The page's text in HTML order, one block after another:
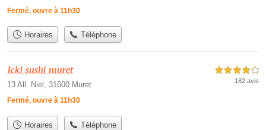
Fermé, ouvre à 11h30
Horaires Téléphone
Icki sushi muret
13 All. Niel, 31600 Muret
Fermé, ouvre à 11h30
4,0 étoiles sur 5
182 avis
Horaires Téléphone